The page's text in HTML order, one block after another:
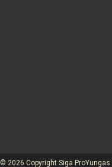
© 2026 Copyright Siga